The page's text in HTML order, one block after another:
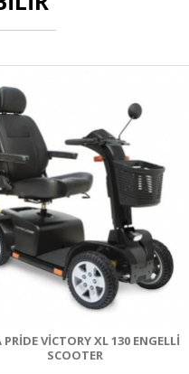
VİCTORY XL 130 ENGELLİ
SCOOTER